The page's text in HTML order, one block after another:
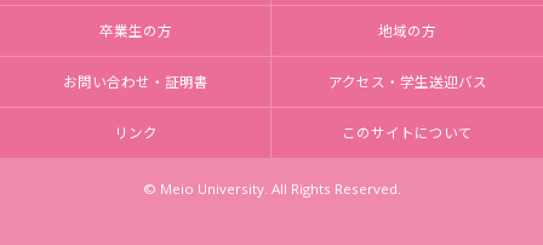
卒業生の方 地域の方
お問い合わせ・証明書 アクセス・学生送迎バス
リンク このサイトについて
© Meio University. All Rights Reserved.